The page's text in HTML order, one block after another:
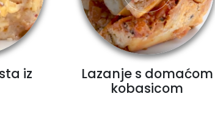
iz
Lazanje s domaćom
kobasicom